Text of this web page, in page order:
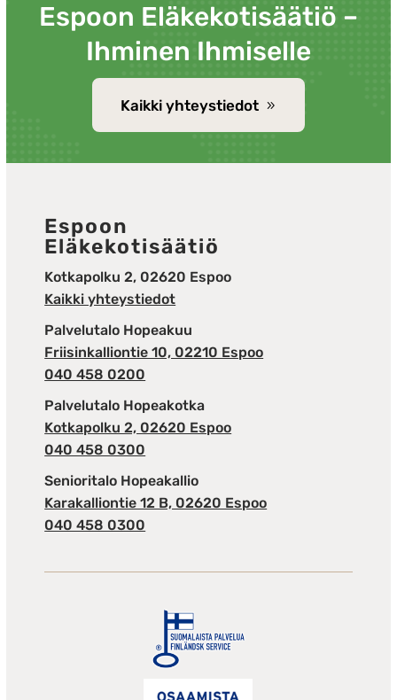
Espoon Eläkekotisäätiö –
Ihminen Ihmiselle
Kaikki yhteystiedot
Espoon
Eläkekotisäätiö
Kotkapolku 2, 02620 Espoo
Kaikki yhteystiedot
Palvelutalo Hopeakuu
Friisinkalliontie 10, 02210 Espoo
040 458 0200
Palvelutalo Hopeakotka
Kotkapolku 2, 02620 Espoo
040 458 0300
Senioritalo Hopeakallio
Karakalliontie 12 B, 02620 Espoo
040 458 0300